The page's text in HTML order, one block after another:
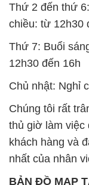
Thứ 2 đến thứ
chiều: từ 12h30
Thứ 7: Buổi
12h30 đến 16h
Chủ nhật: Nghỉ
Chúng tôi rất
thủ giờ làm việc
khách hàng và
nhất của nhân
BẢN ĐỒ MAP